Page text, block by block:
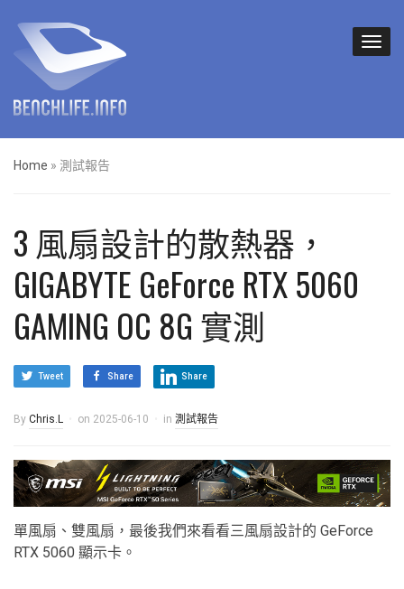
Home » 測試報告
3 風扇設計的散熱器，
GIGABYTE GeForce RTX 5060
GAMING OC 8G 實測
Tweet Share Share
By Chris.L on 2025-06-10 in 測試報告
單風扇、雙風扇，最後我們來看看三風扇設計的 GeForce
RTX 5060 顯示卡。